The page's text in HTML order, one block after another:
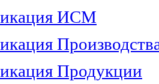
ИСМ
Продукции